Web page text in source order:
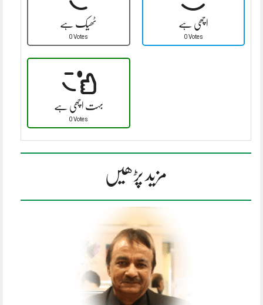
ٹھیک ہے
0 Votes
اچھی ہے
0 Votes
بہت اچھی ہے
0 Votes
مزید پڑھیں